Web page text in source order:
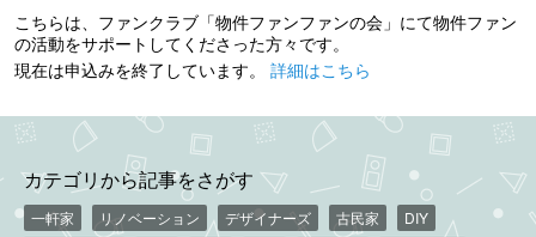
こちらは、ファンクラブ「物件ファンファンの会」にて物件ファン
の活動をサポートしてくださった方々です。
現在は申込みを終了しています。 詳細はこちら
カテゴリから記事をさがす
一軒家 リノベーション デザイナーズ 古民家
DIY